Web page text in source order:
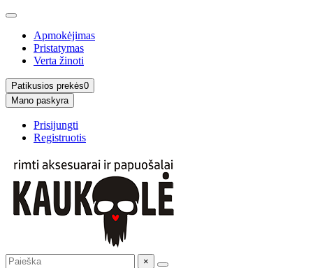
Apmokėjimas
Pristatymas
Verta žinoti
Patikusios prekės0
Mano paskyra
Prisijungti
Registruotis
×